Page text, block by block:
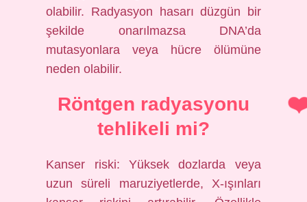
olabilir. Radyasyon hasarı düzgün bir
şekilde onarılmazsa DNA’da
mutasyonlara veya hücre ölümüne
neden olabilir.
Röntgen radyasyonu
tehlikeli mi?
Kanser riski: Yüksek dozlarda veya
uzun süreli maruziyetlerde, X-ışınları